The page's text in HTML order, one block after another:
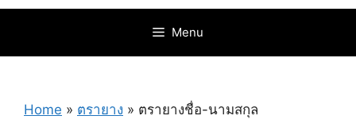
Menu
Home » ตรายาง » ตรายางชื่อ-นามสกุล